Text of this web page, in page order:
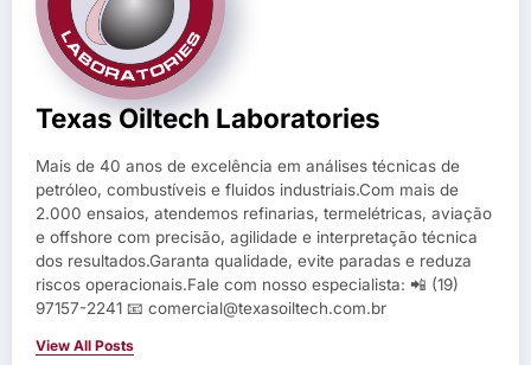
Texas Oiltech Laboratories
Mais de 40 anos de excelência em análises técnicas de
petróleo, combustíveis e fluidos industriais.Com mais de
2.000 ensaios, atendemos refinarias, termelétricas, aviação
e offshore com precisão, agilidade e interpretação técnica
dos resultados.Garanta qualidade, evite paradas e reduza
riscos operacionais.Fale com nosso especialista: 📲 (19)
97157-2241 📧 comercial@texasoiltech.com.br
View All Posts